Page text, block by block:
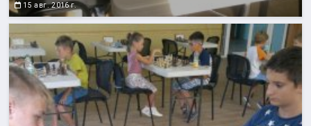
15 авг. 2016 г.